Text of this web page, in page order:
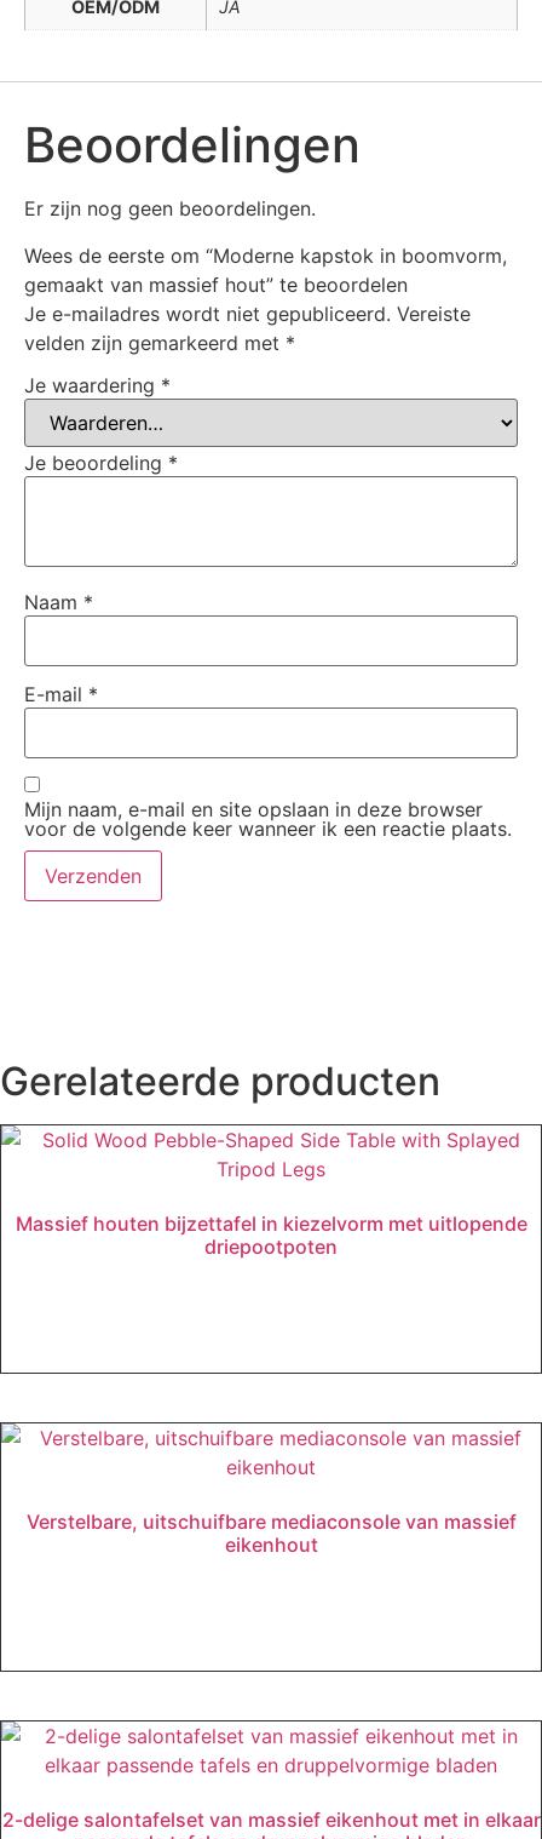
OEM/ODM JA
Beoordelingen
Er zijn nog geen beoordelingen.
Wees de eerste om “Moderne kapstok in boomvorm,
gemaakt van massief hout” te beoordelen
Je e-mailadres wordt niet gepubliceerd. Vereiste
velden zijn gemarkeerd met *
Je waardering *
Je beoordeling *
Naam *
E-mail *
Mijn naam, e-mail en site opslaan in deze browser
voor de volgende keer wanneer ik een reactie plaats.
Gerelateerde producten
Massief houten bijzettafel in kiezelvorm met uitlopende
driepootpoten
Verstelbare, uitschuifbare mediaconsole van massief
eikenhout
2-delige salontafelset van massief eikenhout met in elkaar